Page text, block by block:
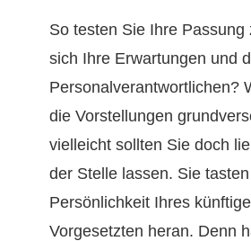
So testen Sie Ihre Passung
sich Ihre Erwartungen und
Personalverantwortlichen?
die Vorstellungen
vielleicht sollten Sie doch
der Stelle lassen. Sie
Persönlichkeit Ihres
Vorgesetzten heran. Denn